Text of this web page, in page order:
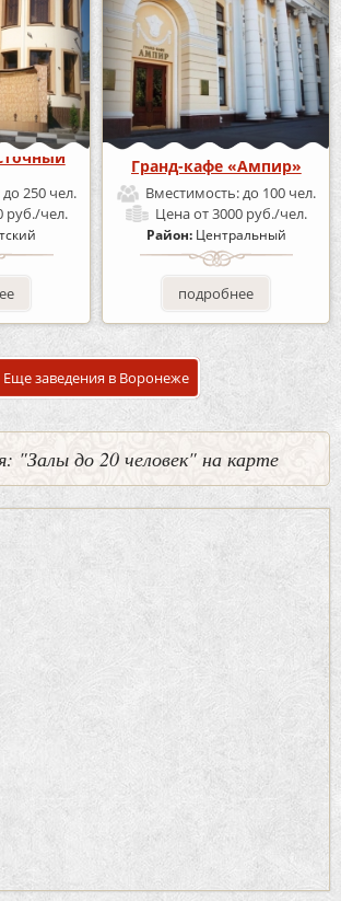
до 250 чел.
руб./чел.
Гранд-кафе «Ампир»
Вместимость: до 100 чел.
Ценаот 3000 руб./чел.
Район: Центральный
подробнее
Еще заведения в Воронеже
"Залы до 20 человек" на карте